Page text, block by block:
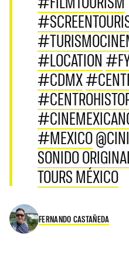
#LOCATION
#CDMX
#MEXICO
SONIDO
TOURS MÉXICO
FERNANDO CASTAÑEDA